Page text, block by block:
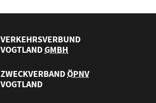
VERKEHRSVERBUND
VOGTLANDGMBH
ZWECKVERBANDÖPNV
VOGTLAND